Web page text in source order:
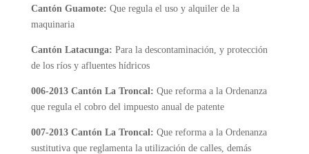
Cantón Guamote: Que regula el uso y alquiler de la
maquinaria
Cantón Latacunga: Para la descontaminación, y protección
de los ríos y afluentes hídricos
006-2013 Cantón La Troncal: Que reforma a la Ordenanza
que regula el cobro del impuesto anual de patente
007-2013 Cantón La Troncal: Que reforma a la Ordenanza
sustitutiva que reglamenta la utilización de calles, demás